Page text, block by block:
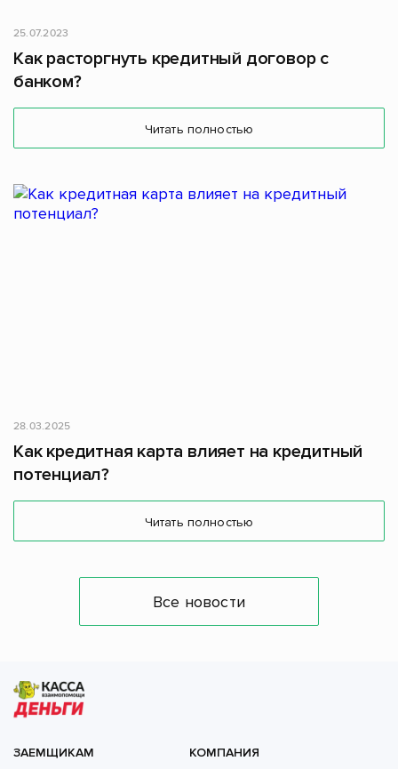
25.07.2023
Как расторгнуть кредитный договор с
банком?
Читать полностью
28.03.2025
Как кредитная карта влияет на кредитный
потенциал?
Читать полностью
Все новости
ЗАЕМЩИКАМ КОМПАНИЯ